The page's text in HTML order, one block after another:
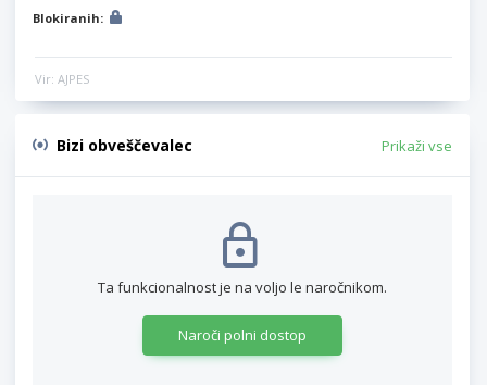
Blokiranih:
Vir: AJPES
Bizi obveščevalec Prikaži vse
Ta funkcionalnost je na voljo le naročnikom.
Naroči polni dostop